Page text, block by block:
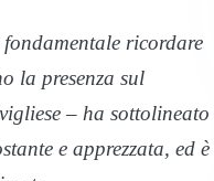
ricordare
la presenza sul
– ha sottolineato
e apprezzata, ed è